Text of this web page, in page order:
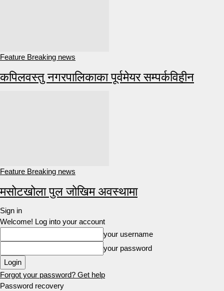
Feature Breaking news
कपिलवस्तु नगरपालिकाका पूर्वमेयर सम्पर्कविहीन
Feature Breaking news
मसोटखोला पुल जोखिम अवस्थामा
Sign in
Welcome! Log into your account
your username
your password
Forgot your password? Get help
Password recovery